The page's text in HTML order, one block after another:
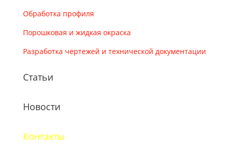
Обработка профиля
Порошковая и жидкая окраска
Разработка чертежей и технической документации
Статьи
Новости
Контакты